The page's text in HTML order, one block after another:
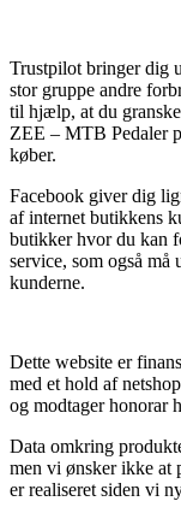
Trustpilot bringer dig
stor gruppe andre
til hjælp, at du
ZEE – MTB Pedaler
køber.
Facebook giver dig
af internet butikkens
butikker hvor du kan
service, som også må
kunderne.
Dette website er
med et hold af
og modtager honorar
Data omkring
men vi ønsker ikke at
er realiseret siden vi